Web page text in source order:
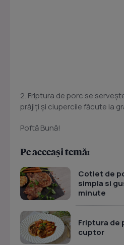
2. Friptura de porc se
prăjiți și ciupercile făcute la
Poftă Bună!
Pe aceeași temă:
Cotlet de
simpla si
minute
Friptura de
cuptor